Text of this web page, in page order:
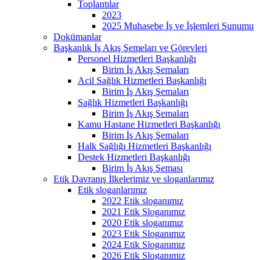
Toplantılar
2023
2025 Muhasebe İş ve İşlemleri Sunumu
Dokümanlar
Başkanlık İş Akış Şemeları ve Görevleri
Personel Hizmetleri Başkanlığı
Birim İş Akış Şemaları
Acil Sağlık Hizmetleri Başkanlığı
Birim İş Akış Şemaları
Sağlık Hizmetleri Başkanlığı
Birim İş Akış Şemaları
Kamu Hastane Hizmetleri Başkanlığı
Birim İş Akış Şemaları
Halk Sağlığı Hizmetleri Başkanlığı
Destek Hizmetleri Başkanlığı
Birim İş Akış Şeması
Etik Davranış İlkelerimiz ve sloganlarımız
Etik sloganlarımız
2022 Etik sloganımız
2021 Etik Sloganımız
2020 Etik sloganımız
2023 Etik Sloganımız
2024 Etik Sloganımız
2026 Etik Sloganımız